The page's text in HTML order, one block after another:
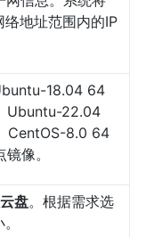
地址范围内的IP
18.04 64
Ubuntu-22.04
CentOS-8.0 64
像。
盘。根据需求选